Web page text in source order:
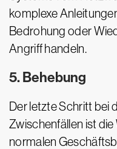
komplexe
Bedrohung oder
Angriff handeln.
5. Behebung
Der letzte Schritt bei
Zwischenfällen ist
normalen